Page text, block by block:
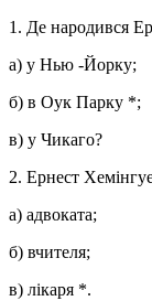
1. Де народився
а) у Нью -Йорку;
б) в Оук Парку *;
в) у Чикаго?
2. Ернест
а) адвоката;
б) вчителя;
в) лікаря *.